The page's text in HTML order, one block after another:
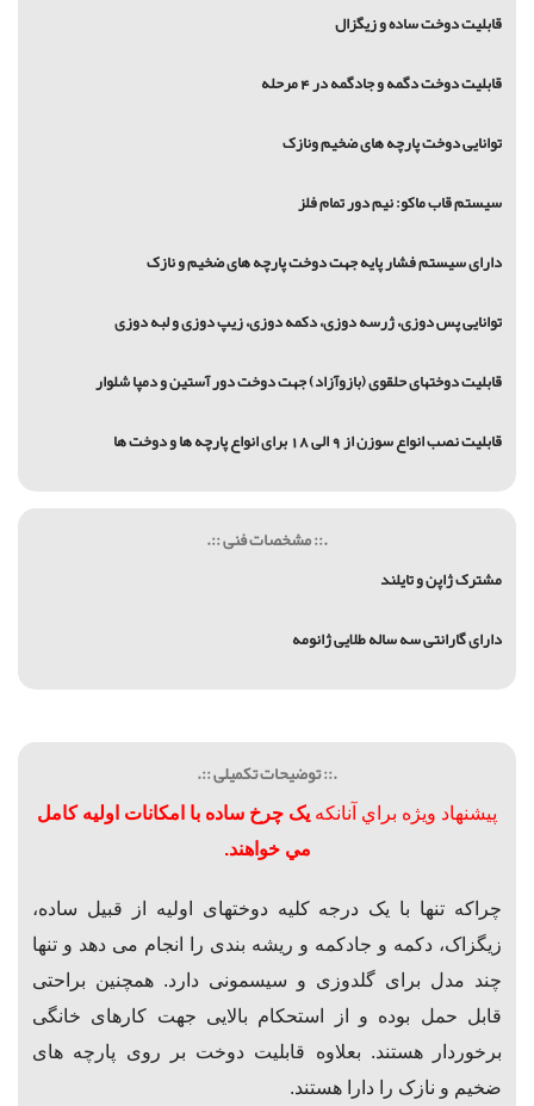
قابلیت دوخت ساده و زیگزال
قابلیت دوخت دگمه و جادگمه در 4 مرحله
توانایی دوخت پارچه های ضخیم ونازک
سیستم قاب ماکو: نیم دور تمام فلز
دارای سیستم فشار پایه جهت دوخت پارچه های ضخیم و نازک
توانایی پس دوزی، ژرسه دوزی، دکمه دوزی، زیپ دوزی و لبه دوزی
قابلیت دوختهای حلقوی (بازوآزاد) جهت دوخت دور آستین و دمپا شلوار
قابلیت نصب انواع سوزن از 9 الی 18 برای انواع پارچه ها و دوخت ها
.:: مشخصات فنی ::.
مشترک ژاپن و تایلند
دارای گارانتی سه ساله طلایی ژانومه
.:: توضیحات تکمیلی ::.
پيشنهاد ويژه براي آنانكه یک چرخ ساده با امکانات اولیه کامل
مي خواهند.
چراکه تنها با یک درجه کلیه دوختهای اولیه از قبیل ساده،
زیگزاک، دکمه و جادکمه و ریشه بندی را انجام می دهد و تنها
چند مدل برای گلدوزی و سیسمونی دارد. همچنین براحتی
قابل حمل بوده و از
استحکام بالایی جهت کارهای خانگی
برخوردار هستند. بعلاوه قابلیت دوخت بر روی پارچه های
ضخیم و نازک را دارا هستند.